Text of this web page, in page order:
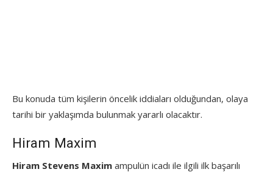
Bu konuda tüm kişilerin öncelik iddiaları olduğundan, olaya
tarihi bir yaklaşımda bulunmak yararlı olacaktır.
Hiram Maxim
Hiram Stevens Maxim ampulün icadı ile ilgili ilk başarılı